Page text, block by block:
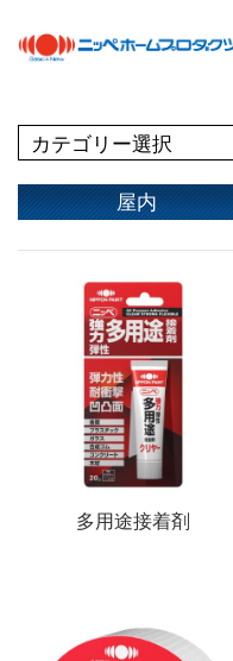
最新情報 NEWS
商品情報
会社案内 ABOUT US
会社概要
ネットワーク
採用情報
塗料について
基礎知識
Q&A集
屋内
多用途接着剤
おすすめ商品
屋内
室内壁・天井
ビニール壁紙
コンクリート・モル
砂壁・繊維壁
窓枠・ドア・棚
アルミ
屋根
トタン屋根
セメント・ベスト瓦
コンクリート壁・
屋内・屋外
種類別
水性多用途
室内壁・浴室
鉄部・木部・ アルミ
トタン屋根
ブランド別
FOR PRO
ラスト・オリウム